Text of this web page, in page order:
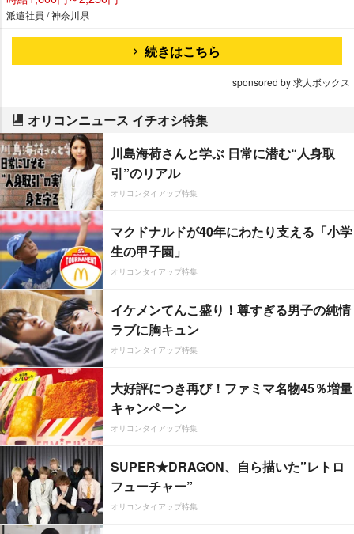
派遣社員 / 神奈川県
続きはこちら
sponsored by 求人ボックス
オリコンニュース イチオシ特集
川島海荷さんと学ぶ 日常に潜む“人身取
引”のリアル
オリコンタイアップ特集
マクドナルドが40年にわたり支える「小学
生の甲子園」
オリコンタイアップ特集
イケメンてんこ盛り！尊すぎる男子の純情
ラブに胸キュン
オリコンタイアップ特集
大好評につき再び！ファミマ名物45％増量
キャンペーン
オリコンタイアップ特集
SUPER★DRAGON、自ら描いた”レトロ
フューチャー”
オリコンタイアップ特集